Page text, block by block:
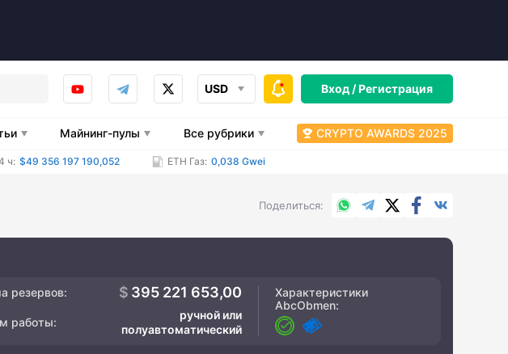
USD Вход /Регистрация
Майнинг-пулы Все рубрики CRYPTO AWARDS 2025
ч: $49 356 197 190,052 ETH Газ: 0,038 Gwei
Поделиться WhatsApp
TelegramX.comFacebook
резервов: 395 221 653,00
работы:
ручной или
полуавтоматический
Характеристики
AbcObmen: